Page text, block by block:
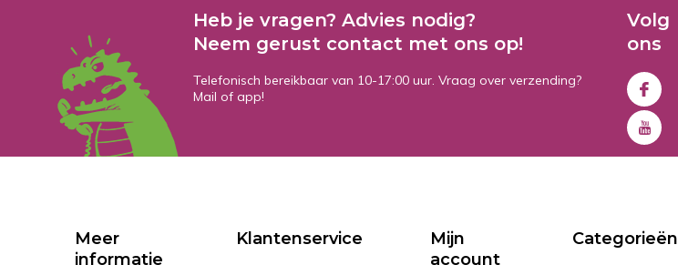
Heb je vragen? Advies nodig?
Neem gerust contact met ons op!
Telefonisch bereikbaar van 10-17:00 uur. Vraag over verzending?
Mail of app!
Volg
ons
Meer
informatie
Klantenservice
Mijn
account
Categorieën